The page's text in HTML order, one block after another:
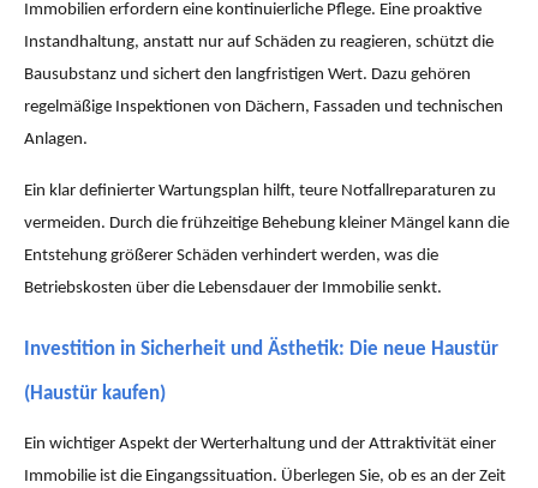
Immobilien erfordern eine kontinuierliche Pflege. Eine proaktive
Instandhaltung, anstatt nur auf Schäden zu reagieren, schützt die
Bausubstanz und sichert den langfristigen Wert. Dazu gehören
regelmäßige Inspektionen von Dächern, Fassaden und technischen
Anlagen.
Ein klar definierter Wartungsplan hilft, teure Notfallreparaturen zu
vermeiden. Durch die frühzeitige Behebung kleiner Mängel kann die
Entstehung größerer Schäden verhindert werden, was die
Betriebskosten über die Lebensdauer der Immobilie senkt.
Investition in Sicherheit und Ästhetik: Die neue Haustür
(Haustür kaufen)
Ein wichtiger Aspekt der Werterhaltung und der Attraktivität einer
Immobilie ist die Eingangssituation. Überlegen Sie, ob es an der Zeit